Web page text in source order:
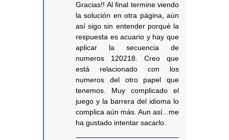
Gracias!! Al final termine viendo
la solución en otra página, aún
así sigo sin entender porqué la
respuesta es acuario y hay que
aplicar la secuencia de
numeros 120218. Creo que
está relacionado con los
numeros del otro papel que
tenemos. Muy complicado el
juego y la barrera del idioma lo
complica aún más. Aun así...me
ha gustado intentar sacarlo.